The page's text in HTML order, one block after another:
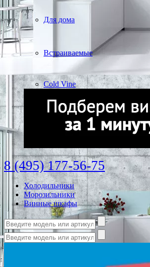
Для дома
Встраиваемые
Cold Vine
8 (495) 177-56-75
Холодильники
Морозильники
Винные шкафы